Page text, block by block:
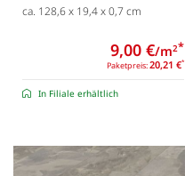
ca. 128,6 x 19,4 x 0,7 cm
Paketpreis:20,21 €*
9,00 €/m2*
In Filiale erhältlich